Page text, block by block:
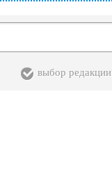
выбор редакции